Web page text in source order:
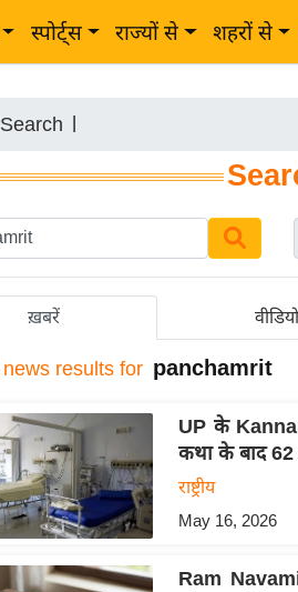
स्पोर्ट्स राज्यों से शहरों से
Search
ख़बरें
news results for panchamrit
UP के
कथा के बाद 62
राष्ट्रीय
May 16, 2026
Ram